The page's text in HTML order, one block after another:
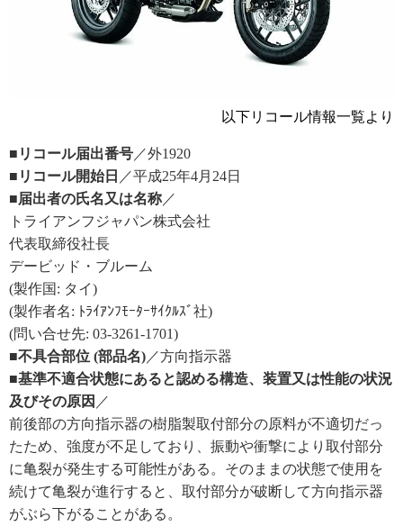
以下リコール情報一覧より
■リコール届出番号／外1920
■リコール開始日 ／平成25年4月24日
■届出者の氏名又は名称／
トライアンフジャパン株式会社
代表取締役社長
デービッド・ブルーム
(製作国: タイ)
(製作者名: ﾄﾗｲｱﾝﾌﾓｰﾀｰｻｲｸﾙｽﾞ社)
(問い合せ先: 03-3261-1701)
■不具合部位 (部品名)／方向指示器
■基準不適合状態にあると認める構造、装置又は性能の状況
及びその原因 ／
前後部の方向指示器の樹脂製取付部分の原料が不適切だっ
たため、強度が不足しており、振動や衝撃により取付部分
に亀裂が発生する可能性がある。そのままの状態で使用を
続けて亀裂が進行すると、取付部分が破断して方向指示器
がぶら下がることがある。